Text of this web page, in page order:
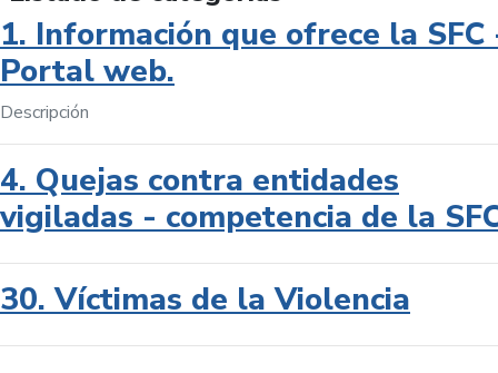
1. Información que ofrece la SFC
Portal web.
Descripción
4. Quejas contra entidades
vigiladas - competencia de la
30. Víctimas de la Violencia